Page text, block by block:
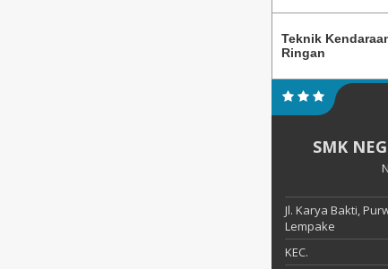
Teknik
Ringan
SMK
Jl. Karya Bakti,
Lempake
KEC.